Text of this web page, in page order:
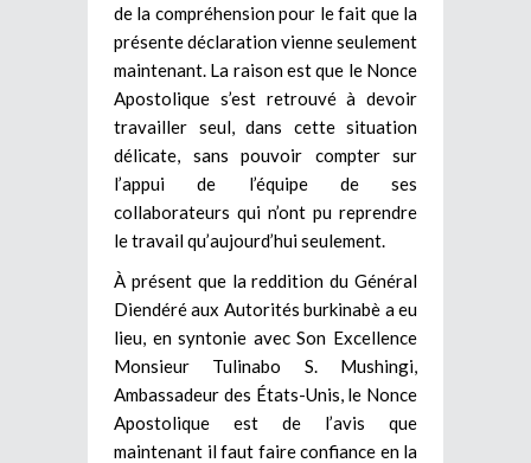
de la compréhension pour le fait que la
présente déclaration vienne seulement
maintenant. La raison est que le Nonce
Apostolique s’est retrouvé à devoir
travailler seul, dans cette situation
délicate, sans pouvoir compter sur
l’appui de l’équipe de ses
collaborateurs qui n’ont pu reprendre
le travail qu’aujourd’hui seulement.
À présent que la reddition du Général
Diendéré aux Autorités burkinabè a eu
lieu, en syntonie avec Son Excellence
Monsieur Tulinabo S. Mushingi,
Ambassadeur des États-Unis, le Nonce
Apostolique est de l’avis que
maintenant il faut faire confiance en la